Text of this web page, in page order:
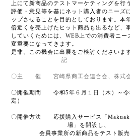
上にて新商品のテストマーケティングを行
評価・意見等を基にネット購入者のニーズ
ップさせることを目的としております。本
倍近くを売上げたヒット商品も出るなど、
していくためには、 WEB上での消費者ニー
変重要になってきます。
是非、この機会に出展をご検討くださいま
記
〇主 催 宮崎県商工会連合会、株式会
〇開催期間 令和5年６月１日（木）～令
定）
〇開催方法 応援購入サービス「
場」を開設し、
会員事業所の新商品をテスト販売